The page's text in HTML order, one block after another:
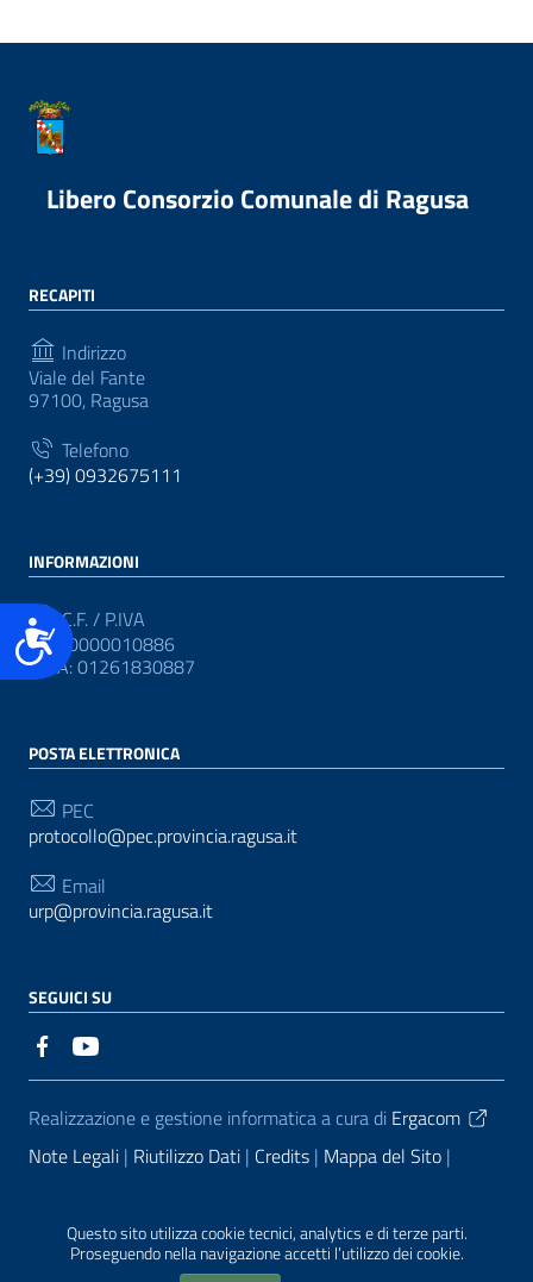
Accessibilità
Questo sito utilizza cookie tecnici, analytics e di terze parti.
Proseguendo nella navigazione accetti l’utilizzo dei cookie.
Libero Consorzio Comunale di Ragusa
RECAPITI
Indirizzo
Viale del Fante
97100, Ragusa
Telefono
(+39) 0932675111
INFORMAZIONI
C.F. / P.IVA
CF: 80000010886
P.IVA: 01261830887
POSTA ELETTRONICA
PEC
protocollo@pec.provincia.ragusa.it
Email
urp@provincia.ragusa.it
SEGUICI SU
Sezione Link Utili
Realizzazione e gestione informatica a cura di Ergacom
Note Legali Riutilizzo Dati Credits Mappa del Sito
Segnalazioni Statistiche accessi Dichiarazione di
Accessibilità